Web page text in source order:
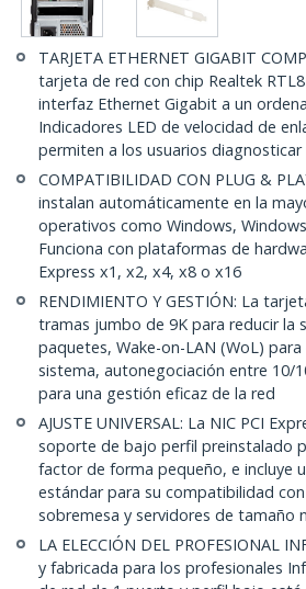
TARJETA ETHERNET GIGABIT
tarjeta de red con chip Realtek
interfaz Ethernet Gigabit a un
Indicadores LED de velocidad de
permiten a los usuarios
COMPATIBILIDAD CON PLUG &
instalan automáticamente en la
operativos como Windows,
Funciona con plataformas de
Express x1, x2, x4, x8 o x16
RENDIMIENTO Y GESTIÓN: La
tramas jumbo de 9K para reducir la
paquetes, Wake-on-LAN (WoL)
sistema, autonegociación entre 10/
para una gestión eficaz de la red
AJUSTE UNIVERSAL: La NIC PCI
soporte de bajo perfil preinstalado
factor de forma pequeño, e incluye
estándar para su compatibilidad
sobremesa y servidores de tamaño
LA ELECCIÓN DEL PROFESIONAL
y fabricada para los profesionales